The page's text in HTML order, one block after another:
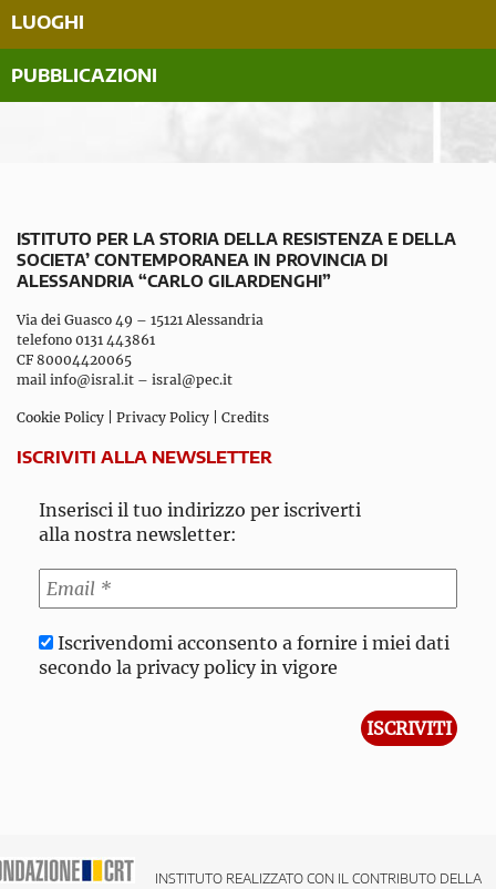
LUOGHI
PUBBLICAZIONI
ISTITUTO PER LA STORIA DELLA RESISTENZA E DELLA
SOCIETA’ CONTEMPORANEA IN PROVINCIA DI
ALESSANDRIA “CARLO GILARDENGHI”
Via dei Guasco 49 – 15121 Alessandria
telefono 0131 443861
CF 80004420065
mail info@isral.it – isral@pec.it
Cookie Policy Privacy Policy Credits
ISCRIVITI ALLA NEWSLETTER
Inserisci il tuo indirizzo per iscriverti
alla nostra newsletter:
Iscrivendomi acconsento a fornire i miei dati
secondo la privacy policy in vigore
INSTITUTO REALIZZATO CON IL CONTRIBUTO DELLA